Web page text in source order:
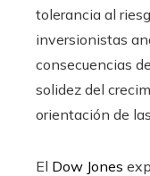
tolerancia al
inversionistas
consecuencias
solidez del
orientación de
El Dow Jones